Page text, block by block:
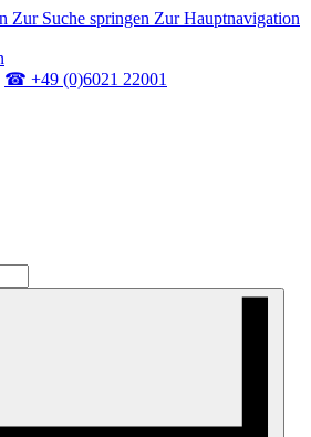
Zur Suche springen Zur Hauptnavigation
☎ +49 (0)6021 22001